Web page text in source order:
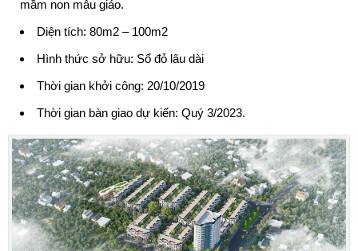
mầm non mẫu giáo.
Diện tích: 80m2 – 100m2
Hình thức sở hữu: Sổ đỏ lâu dài
Thời gian khởi công: 20/10/2019
Thời gian bàn giao dự kiến: Quý 3/2023.